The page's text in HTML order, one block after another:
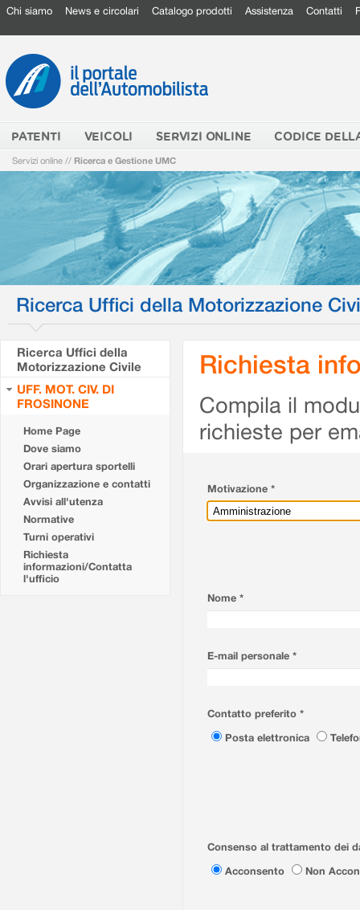
Chi siamo News e circolari Catalogo prodotti Assistenza Contatti
PATENTI VEICOLI SERVIZI ONLINE CODICE
Servizi online // Ricerca e Gestione UMC
Ricerca Uffici della Motorizzazione
Ricerca Uffici della
Motorizzazione Civile
UFF. MOT. CIV. DI
FROSINONE
Home Page
Dove siamo
Orari apertura sportelli
Organizzazione e contatti
Avvisi all'utenza
Normative
Turni operativi
Richiesta
informazioni/Contatta
l'ufficio
Richiesta
Compila il
richieste per
Motivazione *
Nome *
E-mail personale *
Contatto preferito *
Posta elettronica
Consenso al trattamento dei
Acconsento
Non